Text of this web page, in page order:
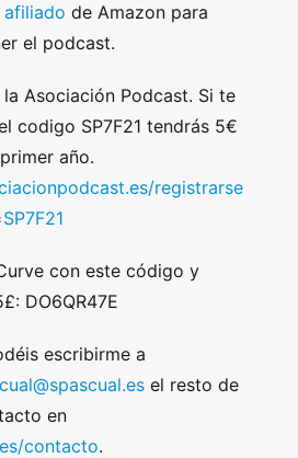
afiliado de Amazon para
el podcast.
Asociación Podcast. Si te
codigo SP7F21 tendrás 5€
año.
registrarse
con este código y
DO6QR47E
escribirme a
el resto de
en
contacto.